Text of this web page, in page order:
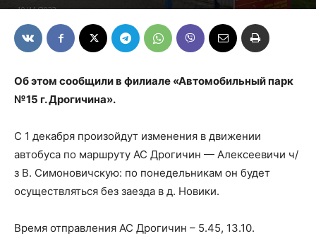
10/11/2023
Об этом сообщили в филиале «Автомобильный парк
№15 г. Дрогичина».
С 1 декабря произойдут изменения в движении
автобуса по маршруту АС Дрогичин — Алексеевичи ч/
з В. Симоновичскую: по понедельникам он будет
осуществляться без заезда в д. Новики.
Время отправления АС Дрогичин – 5.45, 13.10.